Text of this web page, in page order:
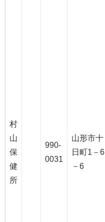
村
山
保
健
所
990-
0031
山形市十
日町1－6
－6